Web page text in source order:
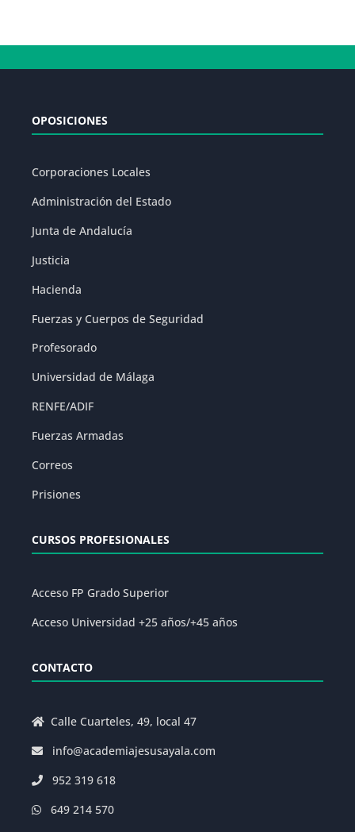
OPOSICIONES
Corporaciones Locales
Administración del Estado
Junta de Andalucía
Justicia
Hacienda
Fuerzas y Cuerpos de Seguridad
Profesorado
Universidad de Málaga
RENFE/ADIF
Fuerzas Armadas
Correos
Prisiones
CURSOS PROFESIONALES
Acceso FP Grado Superior
Acceso Universidad +25 años/+45 años
CONTACTO
Calle Cuarteles, 49, local 47
info@academiajesusayala.com
952 319 618
649 214 570